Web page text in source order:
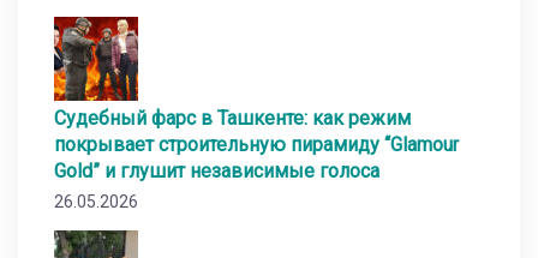
Судебный фарс в Ташкенте: как режим
покрывает строительную пирамиду “Glamour
Gold” и глушит независимые голоса
26.05.2026